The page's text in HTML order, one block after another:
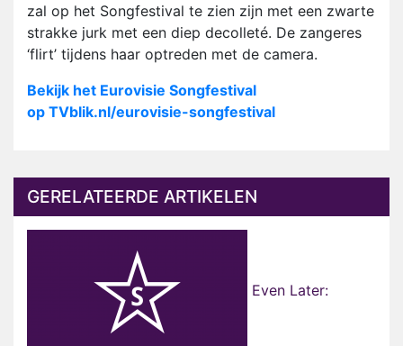
zal op het Songfestival te zien zijn met een zwarte
strakke jurk met een diep decolleté. De zangeres
‘flirt’ tijdens haar optreden met de camera.
Bekijk het Eurovisie Songfestival
op TVblik.nl/eurovisie-songfestival
GERELATEERDE ARTIKELEN
Even Later: